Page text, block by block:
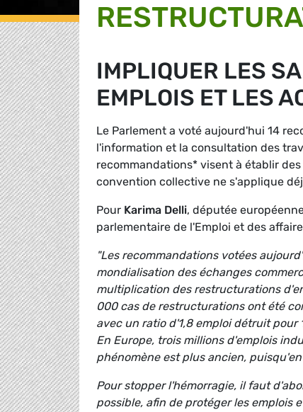
IMPLIQUER LES
EMPLOIS ET LES
Le Parlement a voté aujourd'hui 14
l'information et la consultation des
recommandations* visent à établir
convention collective ne s'applique
Pour Karima Delli, députée
parlementaire de l'Emploi et des
"Les recommandations votées
mondialisation des échanges
multiplication des restructurations
000 cas de restructurations ont été
avec un ratio d'1,8 emploi détruit pour
En Europe, trois millions d'emplois
phénomène est plus ancien,
Pour stopper l'hémorragie, il faut
possible, afin de protéger les emplois